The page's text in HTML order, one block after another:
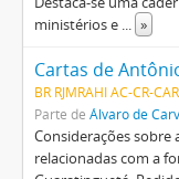
ministérios e ... »
BR RJMRAHI AC-CR-
Parte de Álvaro de
Considerações sobre
relacionadas com a